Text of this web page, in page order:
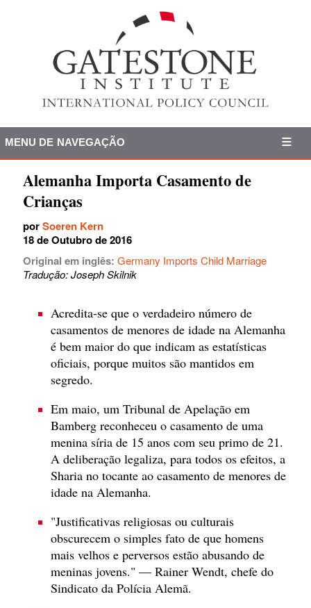
MENU DE NAVEGAÇÃO
Alemanha Importa Casamento de
Crianças
porSoeren Kern
18 de Outubro de 2016
Original em inglês: Germany Imports Child Marriage
Tradução: Joseph Skilnik
Acredita-se que o verdadeiro número de
casamentos de menores de idade na Alemanha
é bem maior do que indicam as estatísticas
oficiais, porque muitos são mantidos em
segredo.
Em maio, um Tribunal de Apelação em
Bamberg reconheceu o casamento de uma
menina síria de 15 anos com seu primo de 21.
A deliberação legaliza, para todos os efeitos, a
Sharia no tocante ao casamento de menores de
idade na Alemanha.
"Justificativas religiosas ou culturais
obscurecem o simples fato de que homens
mais velhos e perversos estão abusando de
meninas jovens." — Rainer Wendt, chefe do
Sindicato da Polícia Alemã.